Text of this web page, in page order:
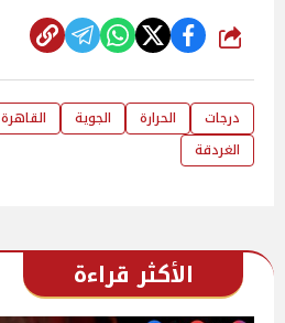
شارك
درجات الحرارة الجوية القاهرة
الغردقة
الأكثر قراءة